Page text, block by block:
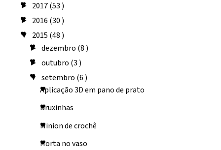
► 2017(53 )
► 2016 (30 )
▼ 2015 (48 )
►dezembro (8 )
►outubro (3 )
▼setembro (6 )
Aplicação 3D em pano de prato
Bruxinhas
Minion de crochê
Horta no vaso